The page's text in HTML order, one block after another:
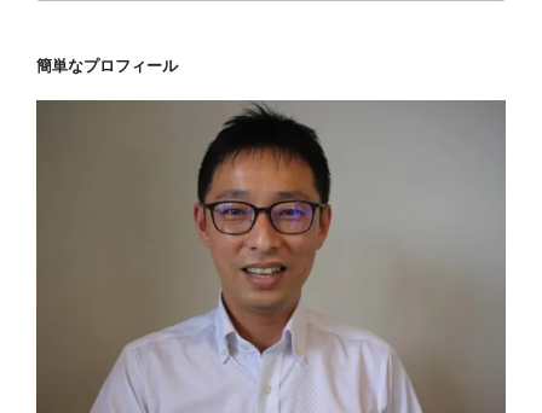
簡単なプロフィール